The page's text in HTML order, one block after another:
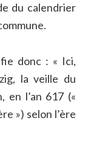
du calendrier
donc : « Ici,
la veille du
en l’an 617 («
») selon l’ère